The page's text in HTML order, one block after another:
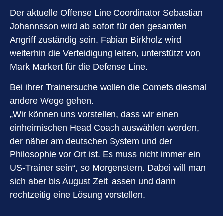
Der aktuelle Offense Line Coordinator Sebastian
Johannsson wird ab sofort für den gesamten
Angriff zuständig sein. Fabian Birkholz wird
weiterhin die Verteidigung leiten, unterstützt von
Mark Markert für die Defense Line.
Bei ihrer Trainersuche wollen die Comets diesmal
andere Wege gehen.
„Wir können uns vorstellen, dass wir einen
einheimischen Head Coach auswählen werden,
der näher am deutschen System und der
Philosophie vor Ort ist. Es muss nicht immer ein
US-Trainer sein“, so Morgenstern. Dabei will man
sich aber bis August Zeit lassen und dann
rechtzeitig eine Lösung vorstellen.